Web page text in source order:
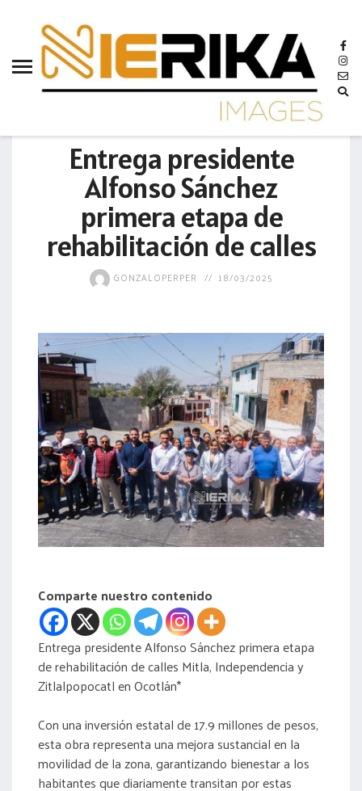
Entrega presidente
Alfonso Sánchez
primera etapa de
rehabilitación de calles
GONZALOPERPER 18/03/2025
Comparte nuestro contenido
Entrega presidente Alfonso Sánchez primera etapa
de rehabilitación de calles Mitla, Independencia y
Zitlalpopocatl en Ocotlán*
Con una inversión estatal de 17.9 millones de pesos,
esta obra representa una mejora sustancial en la
movilidad de la zona, garantizando bienestar a los
habitantes que diariamente transitan por estas
aamtlax
abanderamiento
acreditación